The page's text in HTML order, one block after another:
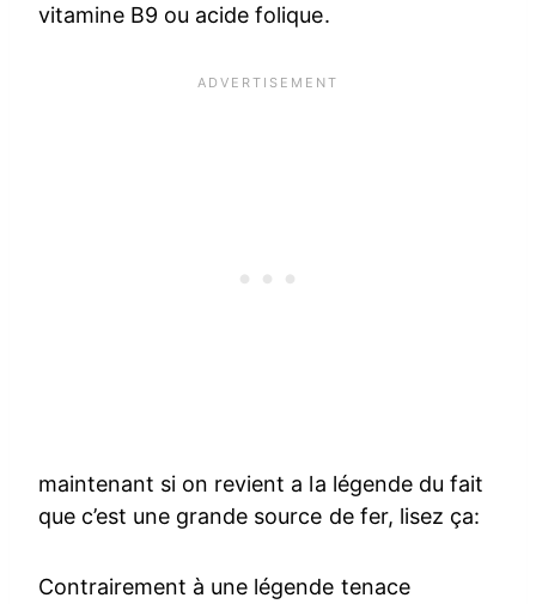
vitamine B9 ou acide folique.
maintenant si on revient a la légende du fait
que c’est une grande source de fer, lisez ça:
Contrairement à une légende tenace